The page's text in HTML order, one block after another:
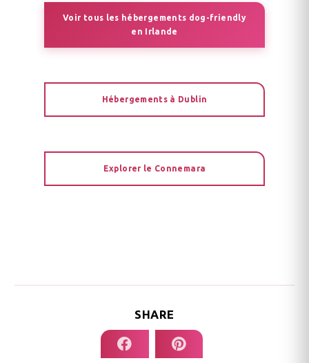
Voir tous les hébergements dog-friendly
en Irlande
Hébergements à Dublin
Explorer le Connemara
SHARE